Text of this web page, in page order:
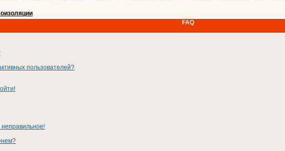
FAQ
пользователей?